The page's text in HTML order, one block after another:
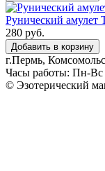
Рунический амулет
280 руб.
Добавить в корзину
г.Пермь,
Часы работы: Пн-Вс
© Эзотерический